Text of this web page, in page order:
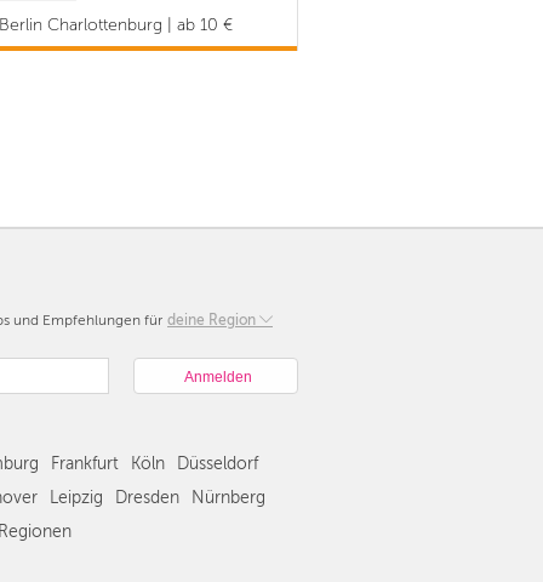
Charlottenburg | ab 10 €
und Empfehlungen für deine Region
Berlin
Hamburg
Düsseldorf
Stuttgart
Frankfurt Köln
Düsseldorf
Leipzig Dresden
Nürnberg